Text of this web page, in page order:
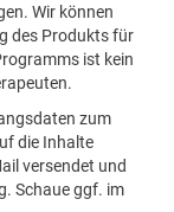
Wir können
des Produkts für
ist kein
zum
die Inhalte
versendet und
Schaue ggf. im